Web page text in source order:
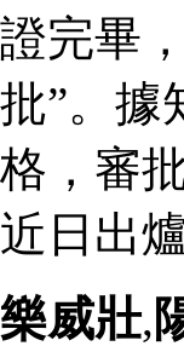
證完畢
批”。據
格，審
近日出
樂威壯,